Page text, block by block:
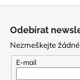
Odebírat
Nezmeškejte
E-mail